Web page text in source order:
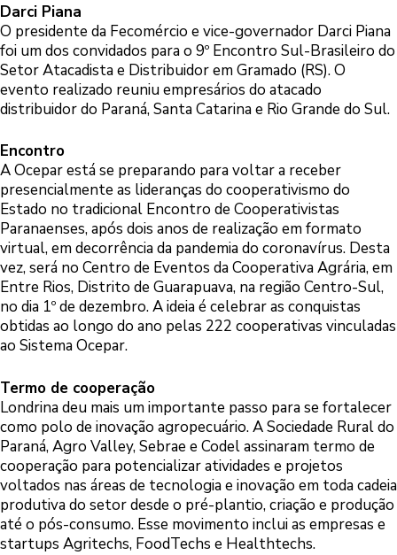
Darci Piana
O presidente da Fecomércio e vice-governador Darci Piana
foi um dos convidados para o 9º Encontro Sul-Brasileiro do
Setor Atacadista e Distribuidor em Gramado (RS). O
evento realizado reuniu empresários do atacado
distribuidor do Paraná, Santa Catarina e Rio Grande do Sul.
Encontro
A Ocepar está se preparando para voltar a receber
presencialmente as lideranças do cooperativismo do
Estado no tradicional Encontro de Cooperativistas
Paranaenses, após dois anos de realização em formato
virtual, em decorrência da pandemia do coronavírus. Desta
vez, será no Centro de Eventos da Cooperativa Agrária, em
Entre Rios, Distrito de Guarapuava, na região Centro-Sul,
no dia 1º de dezembro. A ideia é celebrar as conquistas
obtidas ao longo do ano pelas 222 cooperativas vinculadas
ao Sistema Ocepar.
Termo de cooperação
Londrina deu mais um importante passo para se fortalecer
como polo de inovação agropecuário. A Sociedade Rural do
Paraná, Agro Valley, Sebrae e Codel assinaram termo de
cooperação para potencializar atividades e projetos
voltados nas áreas de tecnologia e inovação em toda cadeia
produtiva do setor desde o pré-plantio, criação e produção
até o pós-consumo. Esse movimento inclui as empresas e
startups Agritechs, FoodTechs e Healthtechs.